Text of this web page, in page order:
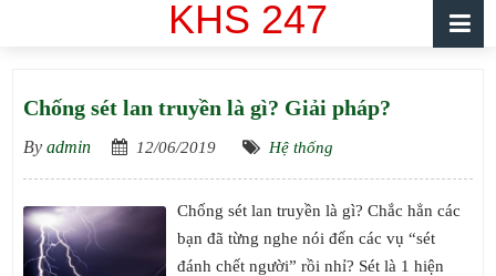
KHS 247
Chống sét lan truyền là gì? Giải pháp?
By admin 12/06/2019 Hệ thống
Chống sét lan truyền là gì? Chắc hẳn các
bạn đã từng nghe nói đến các vụ “sét
đánh chết người” rồi nhỉ? Sét là 1 hiện